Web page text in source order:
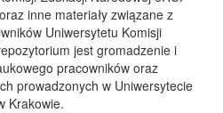
inne materiały związane z
Uniwersytetu Komisji
jest gromadzenie i
pracowników oraz
prowadzonych w Uniwersytecie
Krakowie.